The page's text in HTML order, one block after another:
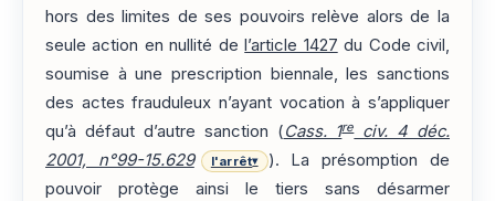
hors des limites de ses pouvoirs relève alors de la
seule action en nullité del’article 1427 du Code civil,
soumise à une prescription biennale, les sanctions
des actes frauduleux n’ayant vocation à s’appliquer
qu’à défaut d’autre sanction (Cass. 1reciv. 4 déc.
2001, n°99-15.629
l'arrêt▾
). La présomption de
pouvoir protège ainsi le tiers sans désarmer